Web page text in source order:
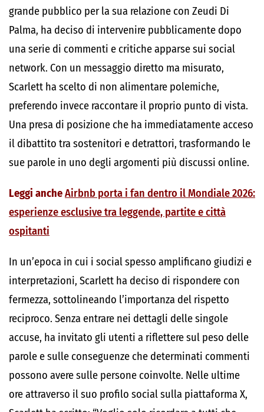
grande pubblico per la sua relazione con Zeudi Di
Palma, ha deciso di intervenire pubblicamente dopo
una serie di commenti e critiche apparse sui social
network. Con un messaggio diretto ma misurato,
Scarlett ha scelto di non alimentare polemiche,
preferendo invece raccontare il proprio punto di vista.
Una presa di posizione che ha immediatamente acceso
il dibattito tra sostenitori e detrattori, trasformando le
sue parole in uno degli argomenti più discussi online.
Leggi ancheAirbnb porta i fan dentro il Mondiale 2026:
esperienze esclusive tra leggende, partite e città
ospitanti
In un’epoca in cui i social spesso amplificano giudizi e
interpretazioni, Scarlett ha deciso di rispondere con
fermezza, sottolineando l’importanza del rispetto
reciproco. Senza entrare nei dettagli delle singole
accuse, ha invitato gli utenti a riflettere sul peso delle
parole e sulle conseguenze che determinati commenti
possono avere sulle persone coinvolte. Nelle ultime
ore attraverso il suo profilo social sulla piattaforma X,